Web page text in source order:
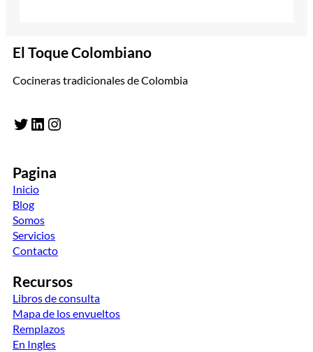
El Toque Colombiano
Cocineras tradicionales de Colombia
Twitter LinkedIn Instagram
Pagina
Inicio
Blog
Somos
Servicios
Contacto
Recursos
Libros de consulta
Mapa de los envueltos
Remplazos
En Ingles